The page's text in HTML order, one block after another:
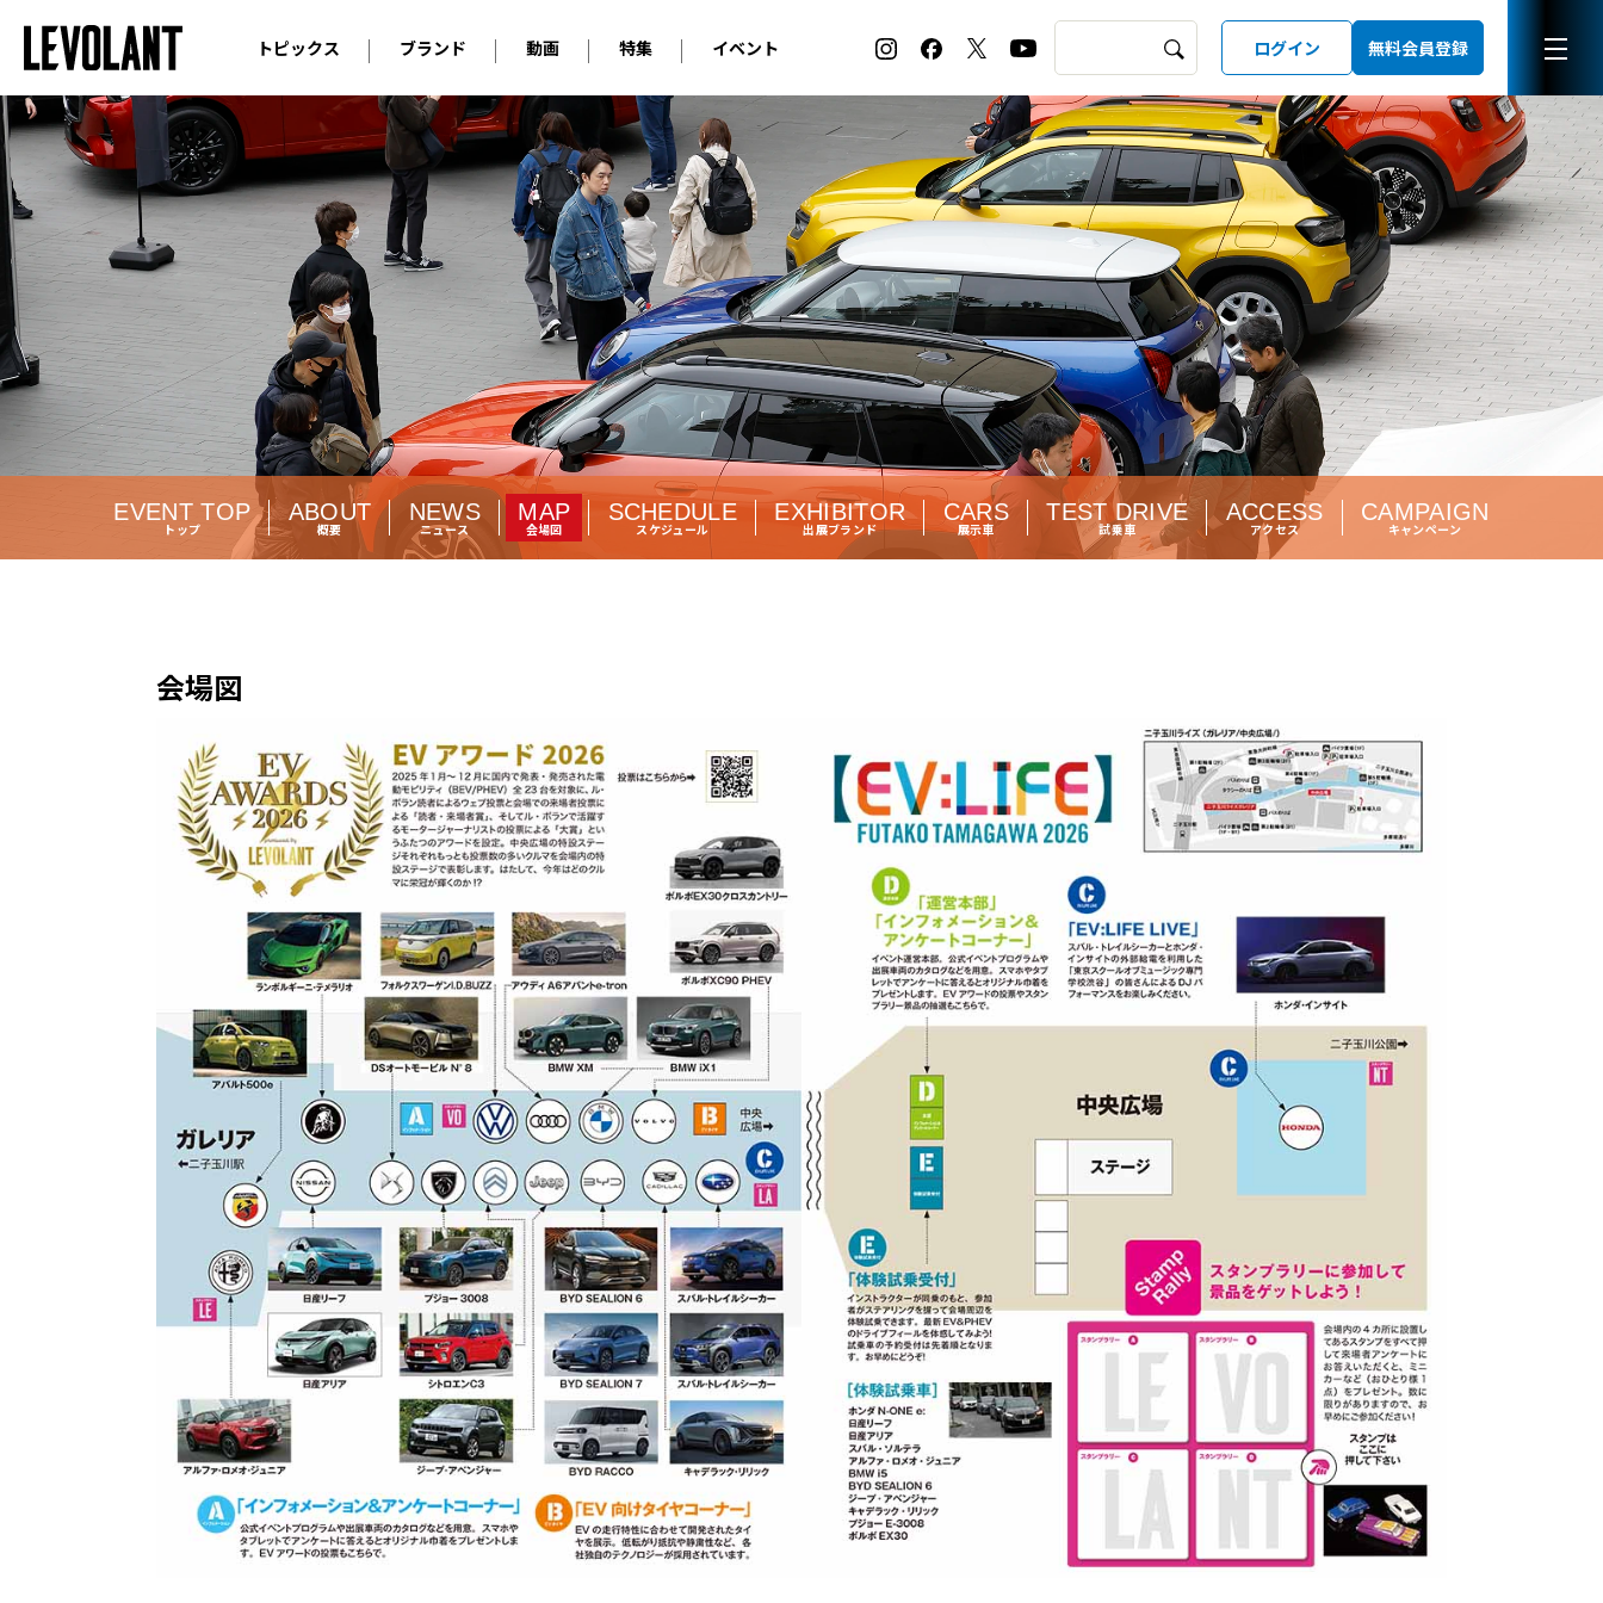
トピックス
スクープ
試乗
ブランド
輸入車 アウディ BMW
アルピナ
メルセデス・ベンツ
ポルシェ
フォルクスワーゲン
アルピーヌ
シトロエン
DSオートモビル
プジョー
ルノー
アバルト
アルファ・ロメオ
フェラーリ
フィアット
ランボルギーニ
マセラティ
アストン・マーティン
ベントレー
ケータハム
ランドローバー
ロータス
マクラーレン
MINI
モーガン
ロールス・ロイス
ボルボ
キャデラック
シボレー
ジープ
テスラ
ヒョンデ
BYD
三菱
ダイハツ
スズキ
光岡
その他
動画
オリジナル動画
特集
2026 サマータイヤ＆ホイール バイヤーズガイド
2025-2026 冬 スタッドレス＆ウインタータイヤ バイヤーズガイド
ホイールカタログ2025-2026冬
ホイールカタログ
タイヤ特集
イベント
ル・ボラン カーズ・ミート2026横浜
SNOW EXPERIENCE in TOGAKUSHI SKI FIELD
EV:LIFE FUTAKO TAMAGAWA 2026
EV:LIFE KOBE 2025
ル・ボラン カーズ・ミート2025横浜
ログイン 無料会員登録
EVENT TOP
トップ
ABOUT
概要
NEWS
ニュース
MAP
会場図
SCHEDULE
スケジュール
EXHIBITOR
出展ブランド
CARS
展示車
TEST DRIVE
試乗車
ACCESS
アクセス
CAMPAIGN
キャンペーン
会場図